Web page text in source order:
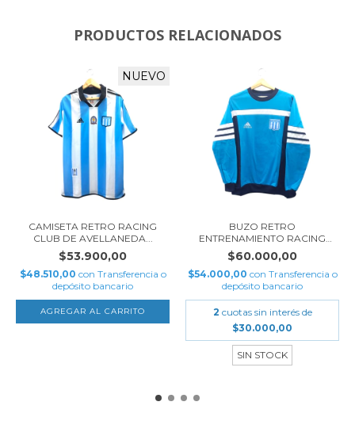
PRODUCTOS RELACIONADOS
NUEVO
CAMISETA RETRO RACING
CLUB DE AVELLANEDA...
$53.900,00
$48.510,00 con Transferencia o
depósito bancario
AGREGAR AL CARRITO
BUZO RETRO
ENTRENAMIENTO RACING
CLUB DE...
$60.000,00
$54.000,00 con Transferencia o
depósito bancario
2 cuotas sin interés de
$30.000,00
SIN STOCK